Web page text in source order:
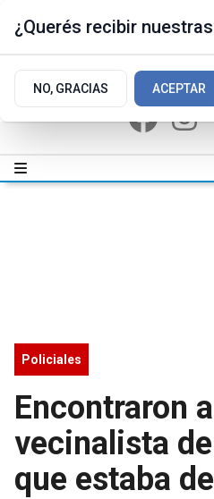
Policiales
Encontraron
vecinalista
que estaba
¿Querés recibir
NO, GRACIAS ACEPTAR